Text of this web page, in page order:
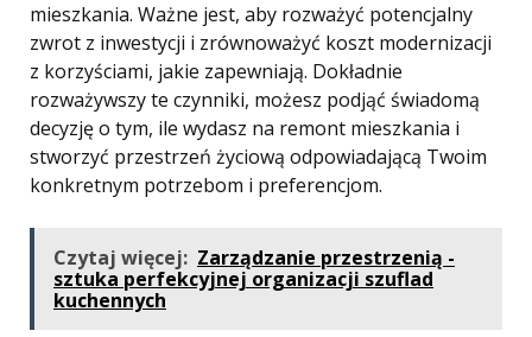
mieszkania. Ważne jest, aby rozważyć potencjalny
zwrot z inwestycji i zrównoważyć koszt modernizacji
z korzyściami, jakie zapewniają. Dokładnie
rozważywszy te czynniki, możesz podjąć świadomą
decyzję o tym, ile wydasz na remont mieszkania i
stworzyć przestrzeń życiową odpowiadającą Twoim
konkretnym potrzebom i preferencjom.
Czytaj więcej: Zarządzanie przestrzenią -
sztuka perfekcyjnej organizacji szuflad
kuchennych